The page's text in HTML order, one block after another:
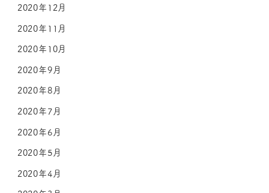
2020年12月
2020年11月
2020年10月
2020年9月
2020年8月
2020年7月
2020年6月
2020年5月
2020年4月